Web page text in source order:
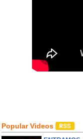
Popular Videos